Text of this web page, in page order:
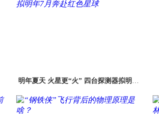
明年夏天 火星更“火” 四台探测器拟明年7